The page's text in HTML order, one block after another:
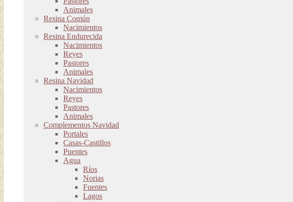
Animales
Resina Común
Nacimientos
Resina Endurecida
Nacimientos
Reyes
Pastores
Animales
Resina Navidad
Nacimientos
Reyes
Pastores
Animales
Complementos Navidad
Portales
Casas-Castillos
Puentes
Agua
Ríos
Norias
Fuentes
Lagos